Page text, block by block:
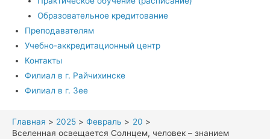
Образовательное кредитование
Преподавателям
Учебно-аккредитационный центр
Контакты
Филиал в г. Райчихинске
Филиал в г. Зее
Главная 2025 Февраль
20
Вселенная освещается Солнцем, человек – знанием